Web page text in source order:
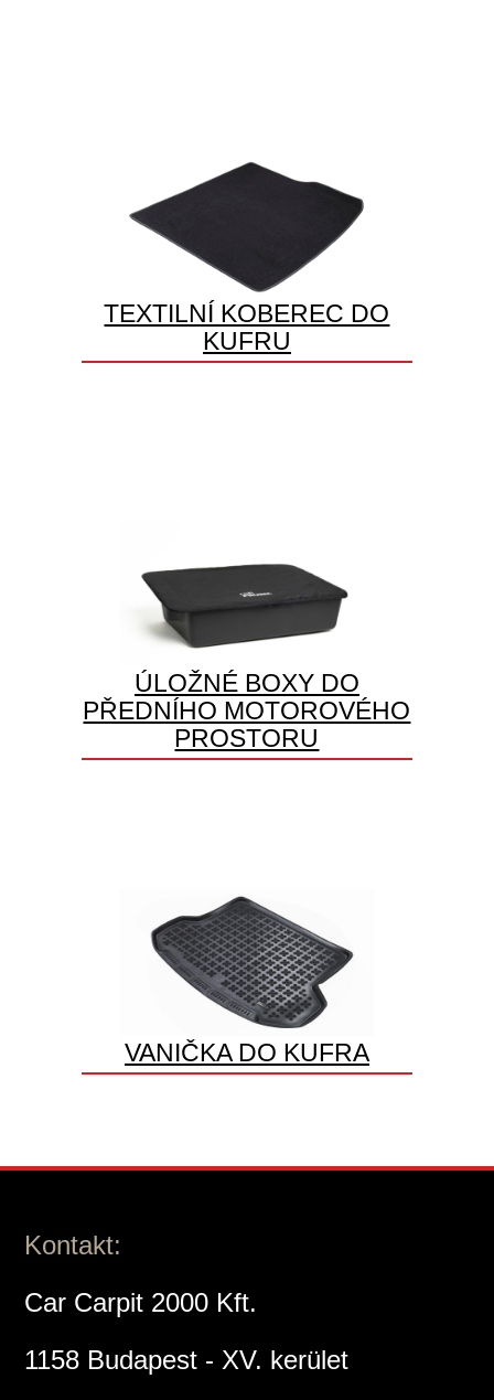
TEXTILNÍ KOBEREC DO
KUFRU
ÚLOŽNÉ BOXY DO
PŘEDNÍHO MOTOROVÉHO
PROSTORU
VANIČKA DO KUFRA
Kontakt:
Car Carpit 2000 Kft.
1158 Budapest - XV. kerület